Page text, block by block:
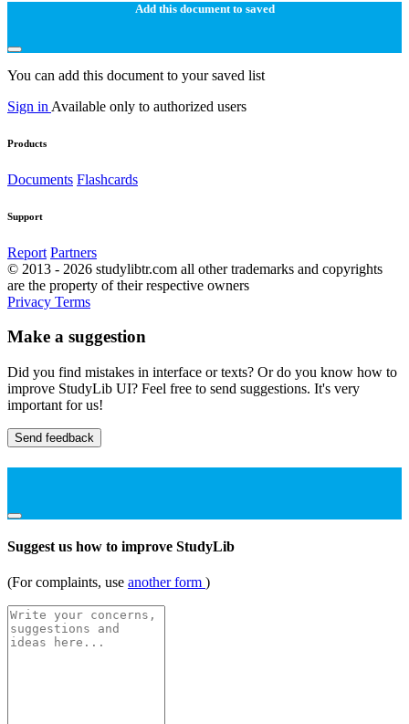
Add this document to saved
You can add this document to your saved list
Sign in Available only to authorized users
Products
Documents Flashcards
Support
Report Partners
© 2013 - 2026 studylibtr.com all other trademarks and copyrights
are the property of their respective owners
Privacy Terms
Make a suggestion
Did you find mistakes in interface or texts? Or do you know how to
improve StudyLib UI? Feel free to send suggestions. It's very
important for us!
Send feedback
Suggest us how to improve StudyLib
(For complaints, use another form )